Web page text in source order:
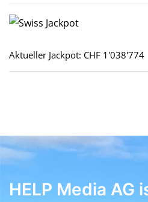
Aktueller Jackpot: CHF 1'038'774
HELP Media AG